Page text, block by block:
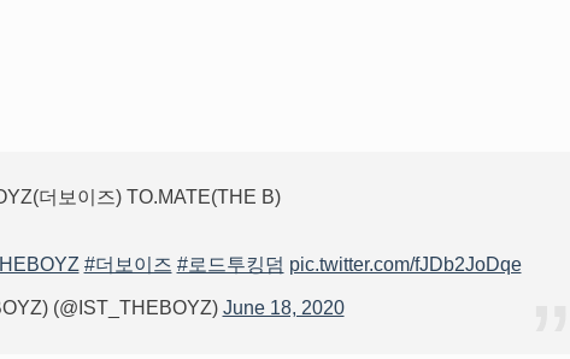
더보이즈) TO.MATE(THE B)
#더보이즈 #로드투킹덤 pic.twitter.com/fJDb2JoDqe
(@IST_THEBOYZ) June 18, 2020